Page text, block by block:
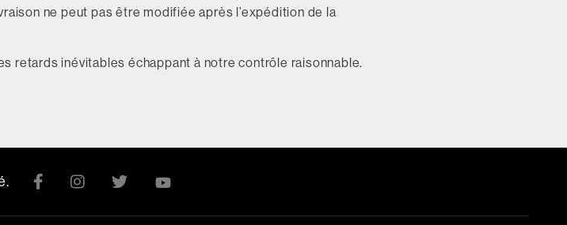
ne peut pas être modifiée après l’expédition de la
retards inévitables échappant à notre contrôle raisonnable.